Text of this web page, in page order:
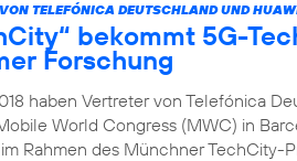
TELEFÓNICA DEUTSCHLAND UND
bekommt 5G-
Forschung
haben Vertreter von Telefónica
World Congress (MWC) in
Rahmen des Münchner TechCity-